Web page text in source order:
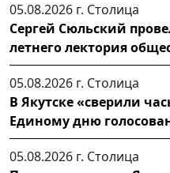
05.08.2026 г. Столица
Сергей Сюльский
летнего лектория
05.08.2026 г. Столица
В Якутске «сверили
Единому дню
05.08.2026 г. Столица